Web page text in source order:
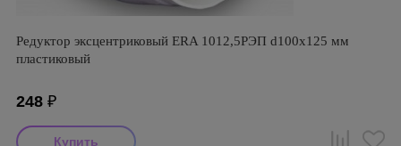
Редуктор эксцентриковый ERA 1012,5РЭП d100х125 мм
пластиковый
248 ₽